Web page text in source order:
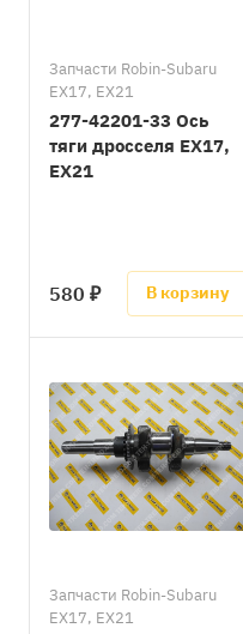
Запчасти Robin-Subaru
EX17, EX21
277-42201-33 Ось
тяги дросселя EX17,
EX21
580 ₽ В корзину
Запчасти Robin-Subaru
EX17, EX21